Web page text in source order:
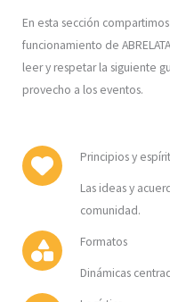
En esta sección
funcionamiento de
leer y respetar la siguiente
provecho a los eventos.
Principios y
Las ideas y
comunidad.
Formatos
Dinámicas